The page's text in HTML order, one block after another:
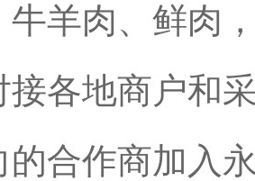
牛羊肉、鲜肉
接各地商户和
的合作商加入